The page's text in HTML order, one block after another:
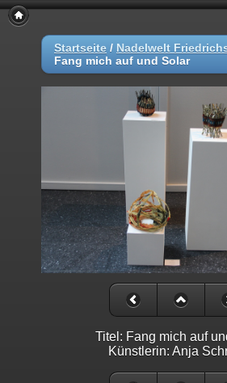
Startseite / Nadelwelt
Fang mich auf und Solar
Titel: Fang mich auf
Künstlerin: Anja